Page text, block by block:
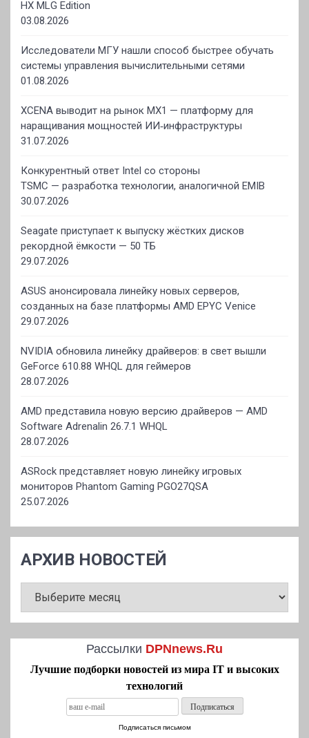
HX MLG Edition
03.08.2026
Исследователи МГУ нашли способ быстрее обучать
системы управления вычислительными сетями
01.08.2026
XCENA выводит на рынок MX1 — платформу для
наращивания мощностей ИИ‑инфраструктуры
31.07.2026
Конкурентный ответ Intel со стороны
TSMC — разработка технологии, аналогичной EMIB
30.07.2026
Seagate приступает к выпуску жёстких дисков
рекордной ёмкости — 50 ТБ
29.07.2026
ASUS анонсировала линейку новых серверов,
созданных на базе платформы AMD EPYC Venice
29.07.2026
NVIDIA обновила линейку драйверов: в свет вышли
GeForce 610.88 WHQL для геймеров
28.07.2026
AMD представила новую версию драйверов — AMD
Software Adrenalin 26.7.1 WHQL
28.07.2026
ASRock представляет новую линейку игровых
мониторов Phantom Gaming PGO27QSA
25.07.2026
АРХИВ НОВОСТЕЙ
НОВОСТЕЙ
Рассылки DPNnews.Ru
Лучшие подборки новостей из мира IT и высоких
технологий
Подписаться письмом